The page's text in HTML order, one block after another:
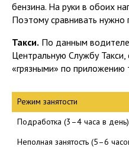
бензина. На руки в обоих
Поэтому сравнивать нужно
Такси. По данным
Центральную Службу
«грязными» по приложению
Режим занятости
Подработка (3–4 часа в день)
Неполная занятость (5–6